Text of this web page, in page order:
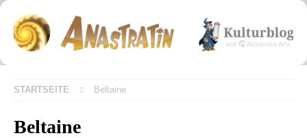
STARTSEITE Beltaine
Beltaine